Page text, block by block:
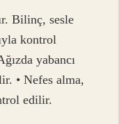
Bilinç, sesle
kontrol
yabancı
• Nefes alma,
edilir.